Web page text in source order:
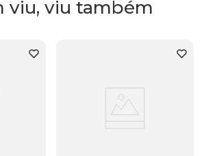
viu, viu também